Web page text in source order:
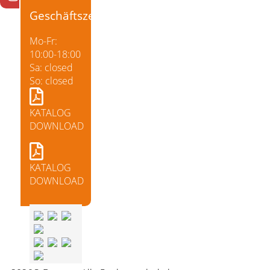
Geschäftszeiten
Mo-Fr:
10:00-18:00
Sa: closed
So: closed
KATALOG
DOWNLOAD
KATALOG
DOWNLOAD